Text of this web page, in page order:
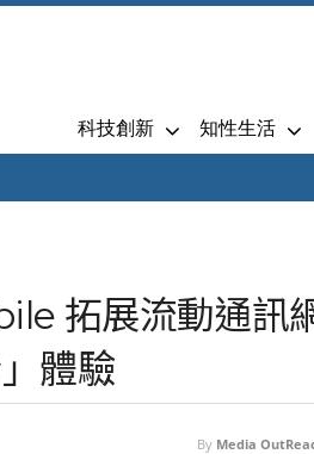
科技創新 知性生活
拓展流動通訊
體驗
By Media